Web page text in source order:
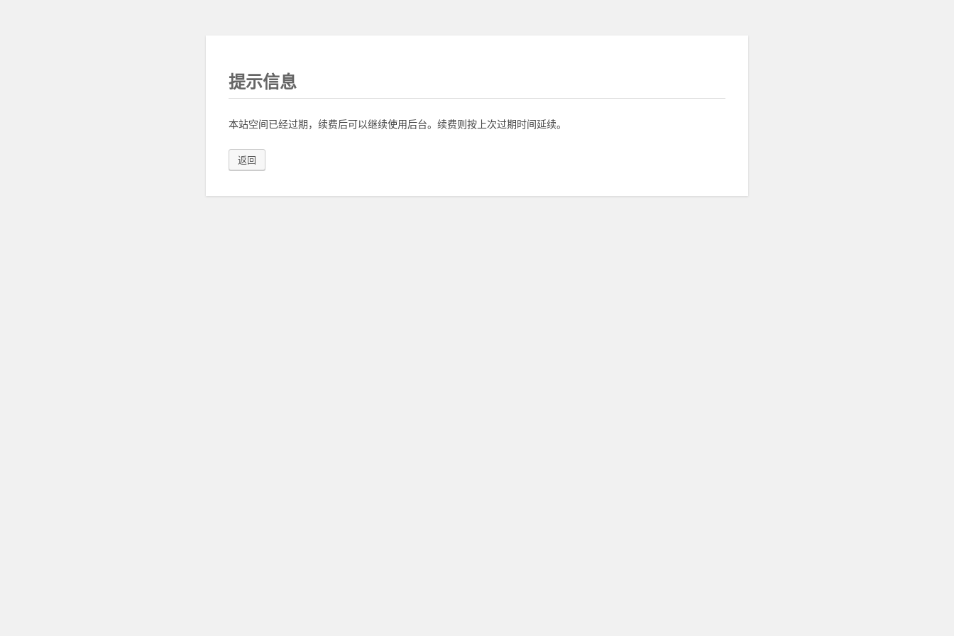
提示信息
本站空间已经过期，续费后可以继续使用后台。续费则按上次过期时间延续。
返回